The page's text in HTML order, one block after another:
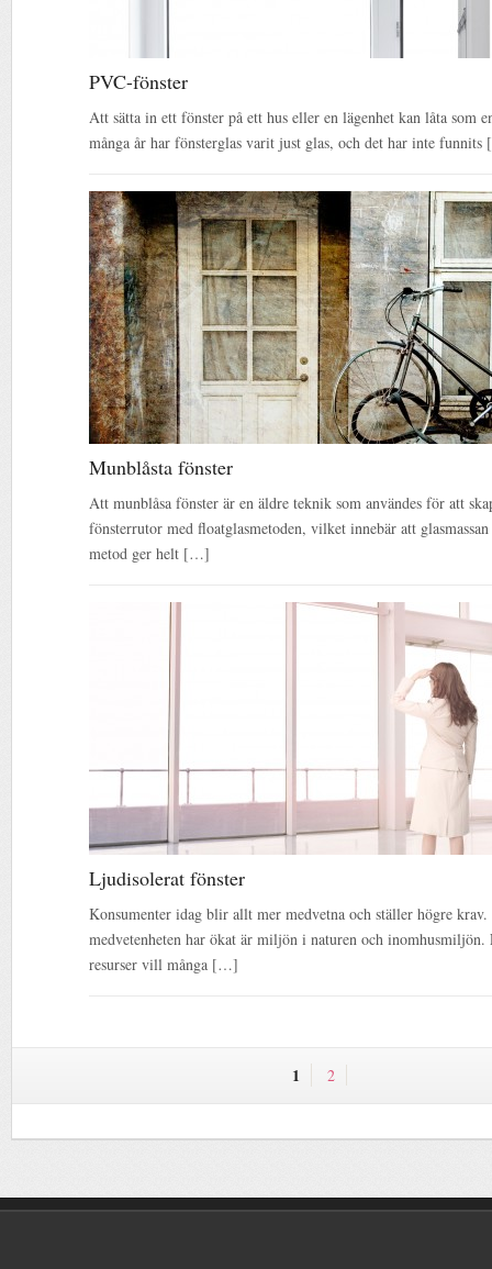
PVC-fönster
Att sätta in ett fönster på ett hus eller en lägenhet kan låta som
många år har fönsterglas varit just glas, och det har inte
Munblåsta fönster
Att munblåsa fönster är en äldre teknik som användes för att
fönsterrutor med floatglasmetoden, vilket innebär att
metod ger helt […]
Ljudisolerat fönster
Konsumenter idag blir allt mer medvetna och ställer högre
medvetenheten har ökat är miljön i naturen och inomhusmiljön.
resurser vill många […]
1 2